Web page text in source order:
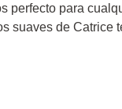
perfecto para
suaves de Catrice